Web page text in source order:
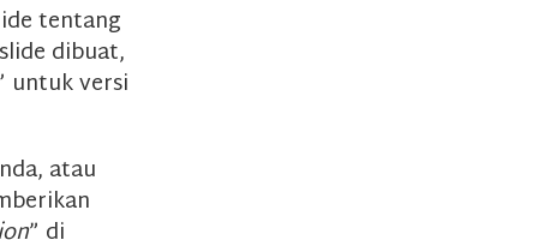
tentang
dibuat,
untuk versi
atau